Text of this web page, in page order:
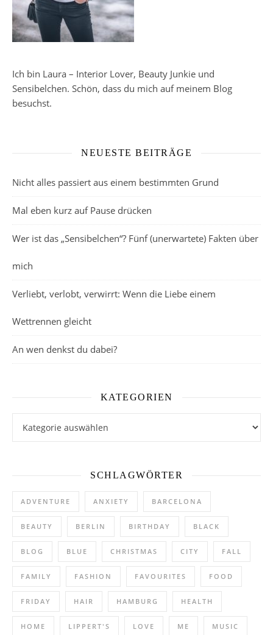
Ich bin Laura – Interior Lover, Beauty Junkie und
Sensibelchen. Schön, dass du mich auf meinem Blog
besuchst.
NEUESTE BEITRÄGE
Nicht alles passiert aus einem bestimmten Grund
Mal eben kurz auf Pause drücken
Wer ist das „Sensibelchen“? Fünf (unerwartete) Fakten über
mich
Verliebt, verlobt, verwirrt: Wenn die Liebe einem
Wettrennen gleicht
An wen denkst du dabei?
KATEGORIEN
SCHLAGWÖRTER
ADVENTURE ANXIETY BARCELONA
BEAUTY BERLIN BIRTHDAY BLACK
BLOG BLUE CHRISTMAS CITY FALL
FAMILY FASHION FAVOURITES FOOD
FRIDAY HAIR HAMBURG HEALTH
HOME LIPPERT'S LOVE ME MUSIC